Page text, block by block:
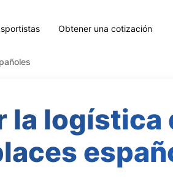
Obtener una cotización
la logística